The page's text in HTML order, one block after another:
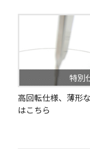
特別
高回転仕様、薄形
はこちら